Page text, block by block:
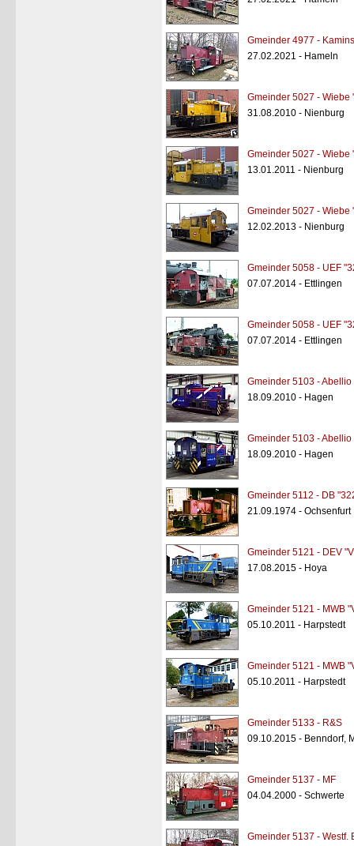
Gmeinder 4977 -
27.02.2021 - Hameln
Gmeinder 5027 - Wiebe
31.08.2010 - Nienburg
Gmeinder 5027 - Wiebe
13.01.2011 - Nienburg
Gmeinder 5027 - Wiebe
12.02.2013 - Nienburg
Gmeinder 5058 - UEF
07.07.2014 - Ettlingen
Gmeinder 5058 - UEF
07.07.2014 - Ettlingen
Gmeinder 5103 - Abellio
18.09.2010 - Hagen
Gmeinder 5103 - Abellio
18.09.2010 - Hagen
Gmeinder 5112 - DB
21.09.1974 - Ochsenfurt
Gmeinder 5121 - DEV
17.08.2015 - Hoya
Gmeinder 5121 - MWB
05.10.2011 - Harpstedt
Gmeinder 5121 - MWB
05.10.2011 - Harpstedt
Gmeinder 5133 - R&S
09.10.2015 - Benndorf,
Gmeinder 5137 - MF
04.04.2000 - Schwerte
Gmeinder 5137 - Westf.